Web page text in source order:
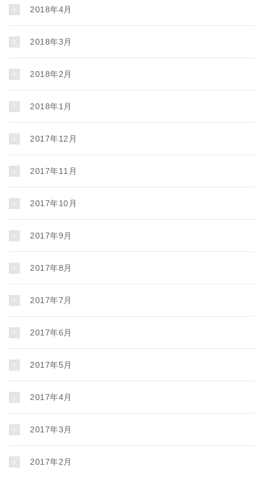
2018年4月
2018年3月
2018年2月
2018年1月
2017年12月
2017年11月
2017年10月
2017年9月
2017年8月
2017年7月
2017年6月
2017年5月
2017年4月
2017年3月
2017年2月